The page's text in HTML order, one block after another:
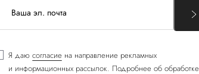
Я даю согласие на направление рекламных
и информационных рассылок. Подробнее об обработке